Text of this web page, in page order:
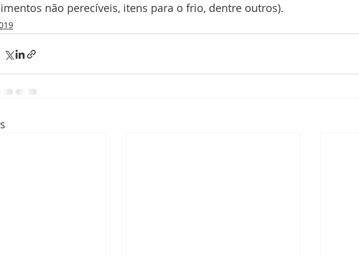
não perecíveis, itens para o frio, dentre outros).